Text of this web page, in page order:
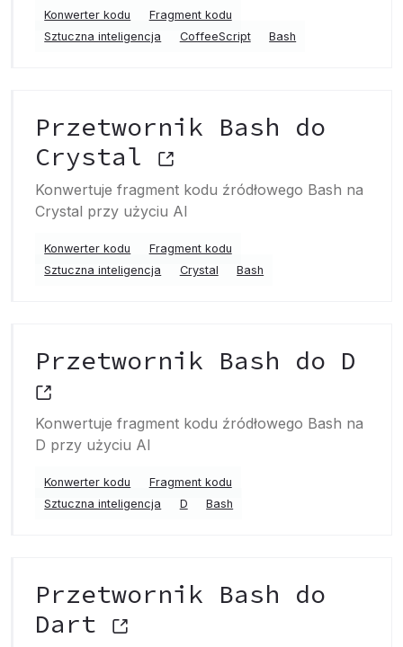
Konwerter kodu
Fragment kodu
Sztuczna inteligencja
CoffeeScript Bash
Przetwornik Bash do
Crystal
Konwertuje fragment kodu źródłowego Bash na
Crystal przy użyciu AI
Konwerter kodu
Fragment kodu
Sztuczna inteligencja
Crystal Bash
Przetwornik Bash do D
Konwertuje fragment kodu źródłowego Bash na
D przy użyciu AI
Konwerter kodu
Fragment kodu
Sztuczna inteligencja
D Bash
Przetwornik Bash do
Dart